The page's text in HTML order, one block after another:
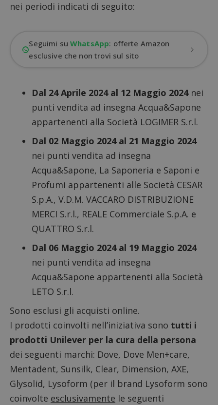
nei periodi indicati di seguito:
Seguimi suWhatsApp: offerte Amazon
esclusive che non trovi sul sito
Dal 24 Aprile 2024 al 12 Maggio 2024nei
punti vendita ad insegna Acqua&Sapone
appartenenti alla Società LOGIMER S.r.l.
Dal 02 Maggio 2024 al 21 Maggio 2024
nei punti vendita ad insegna
Acqua&Sapone, La Saponeria e Saponi e
Profumi appartenenti alle Società CESAR
S.p.A., V.D.M. VACCARO DISTRIBUZIONE
MERCI S.r.l., REALE Commerciale S.p.A. e
QUATTRO S.r.l.
Dal 06 Maggio 2024 al 19 Maggio 2024
nei punti vendita ad insegna
Acqua&Sapone appartenenti alla Società
LETO S.r.l.
Sono esclusi gli acquisti online.
I prodotti coinvolti nell’iniziativa sono tutti i
prodotti Unilever per la cura della persona
dei seguenti marchi: Dove, Dove Men+care,
Mentadent, Sunsilk, Clear, Dimension, AXE,
Glysolid, Lysoform (per il brand Lysoform sono
coinvolte esclusivamente le seguenti